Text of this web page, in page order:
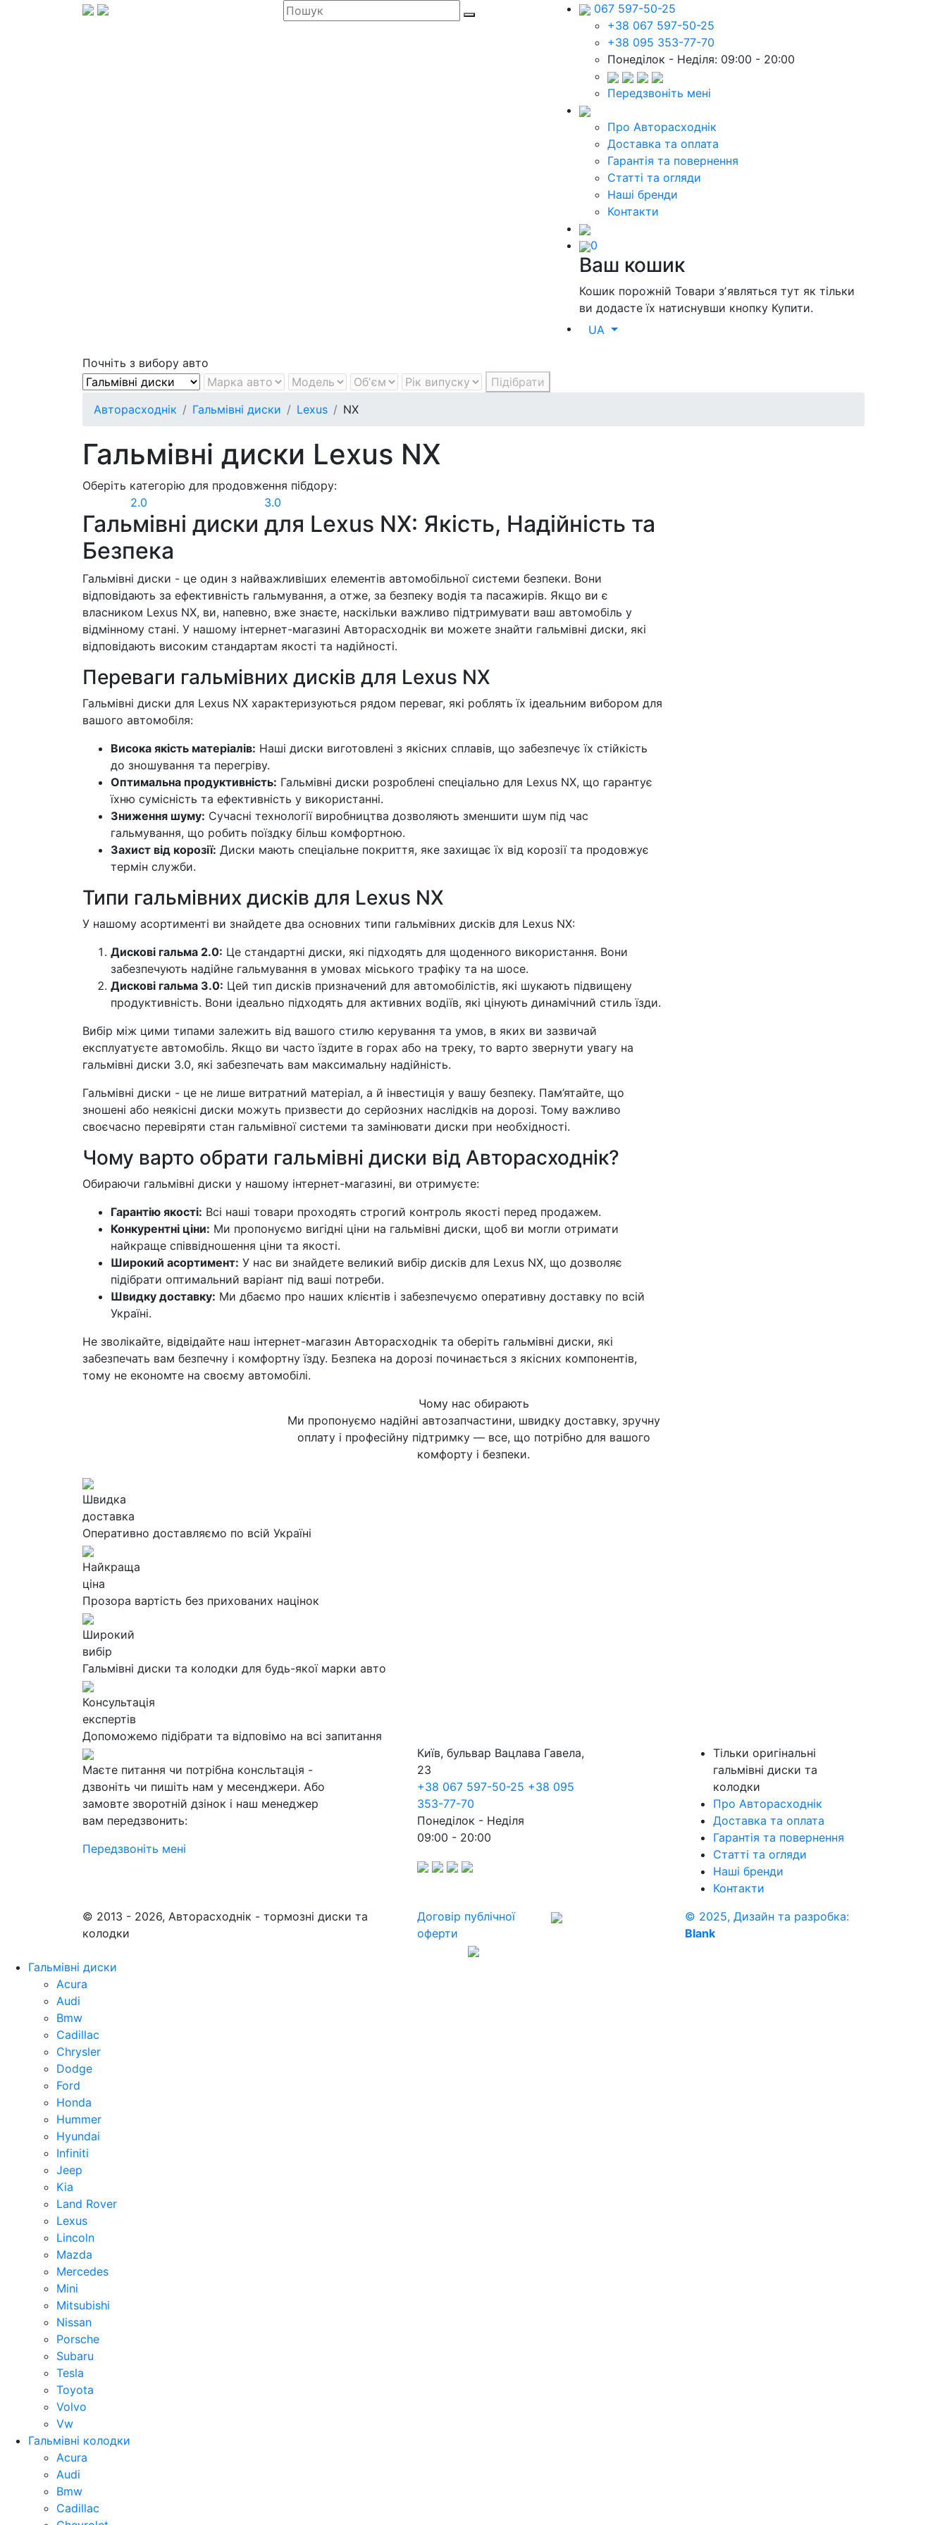
067 597-50-25
+38 067 597-50-25
+38 095 353-77-70
Понеділок - Неділя: 09:00 - 20:00
Передзвоніть мені
Про Авторасходнік
Доставка та оплата
Гарантія та повернення
Статті та огляди
Наші бренди
Контакти
0
Ваш кошик
Кошик порожній Товари зʼявляться тут як тільки
ви додасте їх натиснувши кнопку Купити.
UA
Почніть з вибору авто
Підібрати
Авторасходнік
Гальмівні диски Lexus NX
Гальмівні диски Lexus NX
Оберіть категорію для продовження пібдору:
2.0
3.0
Гальмівні диски для Lexus NX: Якість, Надійність та
Безпека
Гальмівні диски - це один з найважливіших елементів автомобільної системи безпеки. Вони
відповідають за ефективність гальмування, а отже, за безпеку водія та пасажирів. Якщо ви є
власником Lexus NX, ви, напевно, вже знаєте, наскільки важливо підтримувати ваш автомобіль у
відмінному стані. У нашому інтернет-магазині Авторасходнік ви можете знайти гальмівні диски, які
відповідають високим стандартам якості та надійності.
Переваги гальмівних дисків для Lexus NX
Гальмівні диски для Lexus NX характеризуються рядом переваг, які роблять їх ідеальним вибором для
вашого автомобіля:
Висока якість матеріалів: Наші диски виготовлені з якісних сплавів, що забезпечує їх стійкість
до зношування та перегріву.
Оптимальна продуктивність: Гальмівні диски розроблені спеціально для Lexus NX, що гарантує
їхню сумісність та ефективність у використанні.
Зниження шуму: Сучасні технології виробництва дозволяють зменшити шум під час
гальмування, що робить поїздку більш комфортною.
Захист від корозії: Диски мають спеціальне покриття, яке захищає їх від корозії та продовжує
термін служби.
Типи гальмівних дисків для Lexus NX
У нашому асортименті ви знайдете два основних типи гальмівних дисків для Lexus NX:
Дискові гальма 2.0: Це стандартні диски, які підходять для щоденного використання. Вони
забезпечують надійне гальмування в умовах міського трафіку та на шосе.
Дискові гальма 3.0: Цей тип дисків призначений для автомобілістів, які шукають підвищену
продуктивність. Вони ідеально підходять для активних водіїв, які цінують динамічний стиль їзди.
Вибір між цими типами залежить від вашого стилю керування та умов, в яких ви зазвичай
експлуатуєте автомобіль. Якщо ви часто їздите в горах або на треку, то варто звернути увагу на
гальмівні диски 3.0, які забезпечать вам максимальну надійність.
Гальмівні диски - це не лише витратний матеріал, а й інвестиція у вашу безпеку. Пам’ятайте, що
зношені або неякісні диски можуть призвести до серйозних наслідків на дорозі. Тому важливо
своєчасно перевіряти стан гальмівної системи та замінювати диски при необхідності.
Чому варто обрати гальмівні диски від Авторасходнік?
Обираючи гальмівні диски у нашому інтернет-магазині, ви отримуєте:
Гарантію якості: Всі наші товари проходять строгий контроль якості перед продажем.
Конкурентні ціни: Ми пропонуємо вигідні ціни на гальмівні диски, щоб ви могли отримати
найкраще співвідношення ціни та якості.
Широкий асортимент: У нас ви знайдете великий вибір дисків для Lexus NX, що дозволяє
підібрати оптимальний варіант під ваші потреби.
Швидку доставку: Ми дбаємо про наших клієнтів і забезпечуємо оперативну доставку по всій
Україні.
Не зволікайте, відвідайте наш інтернет-магазин Авторасходнік та оберіть гальмівні диски, які
забезпечать вам безпечну і комфортну їзду. Безпека на дорозі починається з якісних компонентів,
тому не економте на своєму автомобілі.
Чому нас обирають
Ми пропонуємо надійні автозапчастини, швидку доставку, зручну
оплату і професійну підтримку — все, що потрібно для вашого
комфорту і безпеки.
Швидка
доставка
Оперативно доставляємо по всій Україні
Найкраща
ціна
Прозора вартість без прихованих націнок
Широкий
вибір
Гальмівні диски та колодки для будь-якої марки авто
Консультація
експертів
Допоможемо підібрати та відповімо на всі запитання
Маєте питання чи потрібна консльтація -
дзвоніть чи пишіть нам у месенджери. Або
замовте зворотній дзінок і наш менеджер
вам передзвонить:
Передзвоніть мені
Київ, бульвар Вацлава Гавела,
23
+38 067 597-50-25 +38 095
353-77-70
Понеділок - Неділя
09:00 - 20:00
Тільки оригінальні
гальмівні диски та
колодки
Про Авторасходнік
Доставка та оплата
Гарантія та повернення
Статті та огляди
Наші бренди
Контакти
© 2013 - 2026, Авторасходнік - тормозні диски та
колодки
Договір публічної
оферти
© 2025, Дизайн та разробка:
Blank
Гальмівні диски
Acura
Audi
Bmw
Cadillac
Chrysler
Dodge
Ford
Honda
Hummer
Hyundai
Infiniti
Jeep
Kia
Land Rover
Lexus
Lincoln
Mazda
Mercedes
Mini
Mitsubishi
Nissan
Porsche
Subaru
Tesla
Toyota
Volvo
Vw
Гальмівні колодки
Acura
Audi
Bmw
Cadillac